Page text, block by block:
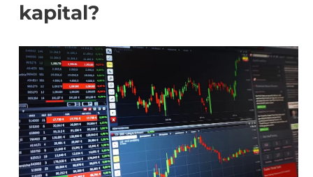
kapital?